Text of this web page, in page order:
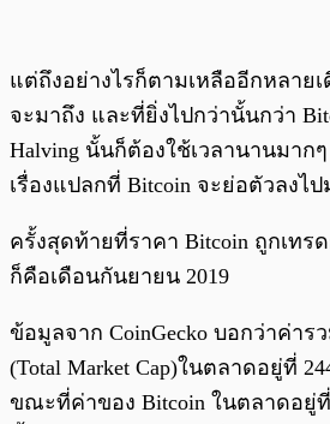
แต่ถึงอย่างไรก็ตามเหลืออีกหลายเ
จะมาถึง และที่ยิ่งไปกว่านั้นกว่า
Halving นั้นก็ต้องใช้เวลานานมาก
เรื่องแปลกที่ Bitcoin จะย่อตัวลงไ
ครั้งสุดท้ายที่ราคา Bitcoin ถูกเทร
ก็คือเดือนกันยายน 2019
ข้อมูลจาก CoinGecko บอกว่าค่า
(Total Market Cap)ในตลาดอยู่ที่
ขณะที่ค่าของ Bitcoin ในตลาดอยู่